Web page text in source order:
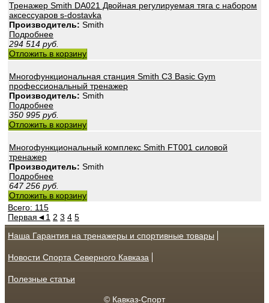
Тренажер Smith DA021 Двойная регулируемая тяга с набором
аксессуаров s-dostavka
Производитель: Smith
Подробнее
294 514 руб.
Отложить в корзину
Многофункциональная станция Smith C3 Basic Gym
профессиональный тренажер
Производитель: Smith
Подробнее
350 995 руб.
Отложить в корзину
Многофункциональный комплекс Smith FT001 силовой
тренажер
Производитель: Smith
Подробнее
647 256 руб.
Отложить в корзину
Всего: 115
Первая ◄1 2 3 4 5
Наша Гарантия на тренажеры и спортивные товары
Новости Спорта Северного Кавказа
Полезные статьи
© Кавказ-Спорт